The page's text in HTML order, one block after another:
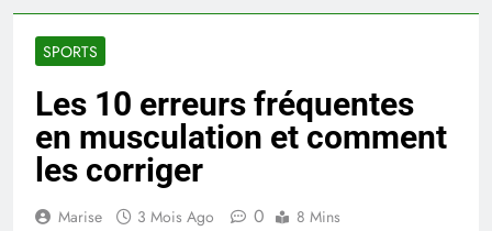
SPORTS
Les 10 erreurs fréquentes
en musculation et comment
les corriger
Marise 3 Mois Ago 0 8 Mins